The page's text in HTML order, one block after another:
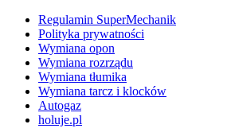
Regulamin SuperMechanik
Polityka prywatności
Wymiana opon
Wymiana rozrządu
Wymiana tłumika
Wymiana tarcz i klocków
Autogaz
holuje.pl